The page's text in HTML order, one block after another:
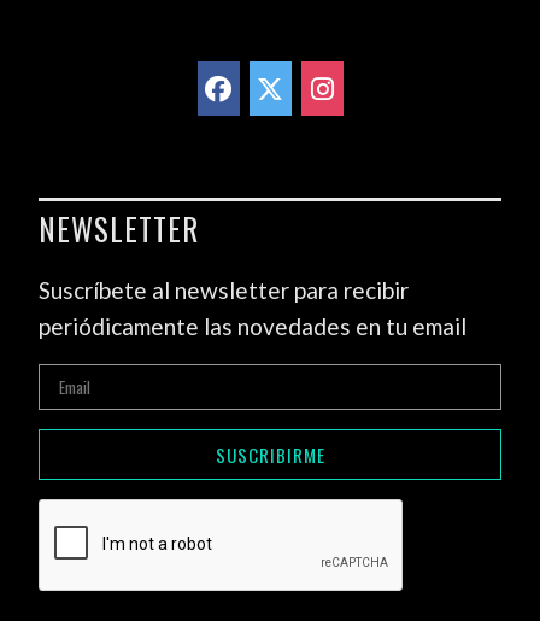
NEWSLETTER
Suscríbete al newsletter para recibir
periódicamente las novedades en tu email
SUSCRIBIRME